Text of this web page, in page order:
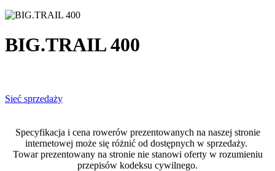
BIG.TRAIL 400
Sieć sprzedaży
Specyfikacja i cena rowerów prezentowanych na naszej stronie
internetowej może się różnić od dostępnych w sprzedaży.
Towar prezentowany na stronie nie stanowi oferty w rozumieniu
przepisów kodeksu cywilnego.